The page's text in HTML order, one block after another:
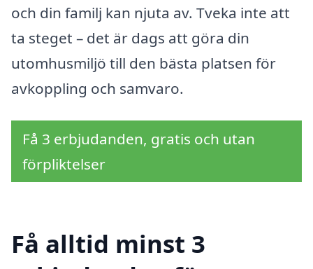
och din familj kan njuta av. Tveka inte att
ta steget – det är dags att göra din
utomhusmiljö till den bästa platsen för
avkoppling och samvaro.
Få 3 erbjudanden, gratis och utan
förpliktelser
Få alltid minst 3